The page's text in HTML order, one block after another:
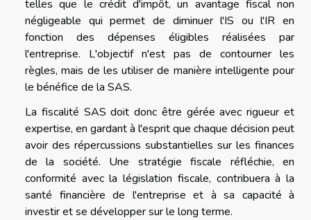
telles que le crédit d'impôt, un avantage fiscal non
négligeable qui permet de diminuer l'IS ou l'IR en
fonction des dépenses éligibles réalisées par
l'entreprise. L'objectif n'est pas de contourner les
règles, mais de les utiliser de manière intelligente pour
le bénéfice de la SAS.
La fiscalité SAS doit donc être gérée avec rigueur et
expertise, en gardant à l'esprit que chaque décision peut
avoir des répercussions substantielles sur les finances
de la société. Une stratégie fiscale réfléchie, en
conformité avec la législation fiscale, contribuera à la
santé financière de l'entreprise et à sa capacité à
investir et se développer sur le long terme.